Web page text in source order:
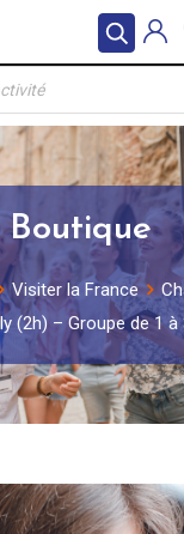
Boutique
Visiter la France
(2h) – Groupe de 1